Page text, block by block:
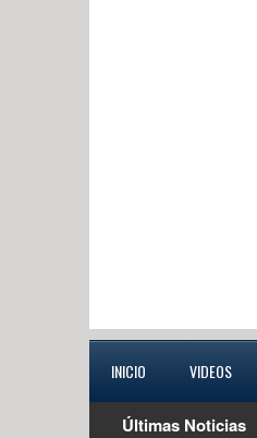
INICIO VIDEOS
Últimas Noticias
a conductora extraviada que